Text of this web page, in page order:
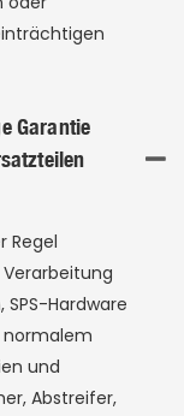
Garantie
Regel
Hardware
und
Abstreifer,